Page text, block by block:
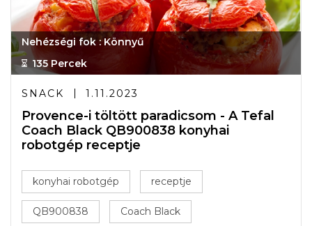
Nehézségi fok : Könnyű
135 Percek
SNACK 1.11.2023
Provence-i töltött paradicsom - A Tefal
Coach Black QB900838 konyhai
robotgép receptje
konyhai robotgép receptje
QB900838 Coach Black